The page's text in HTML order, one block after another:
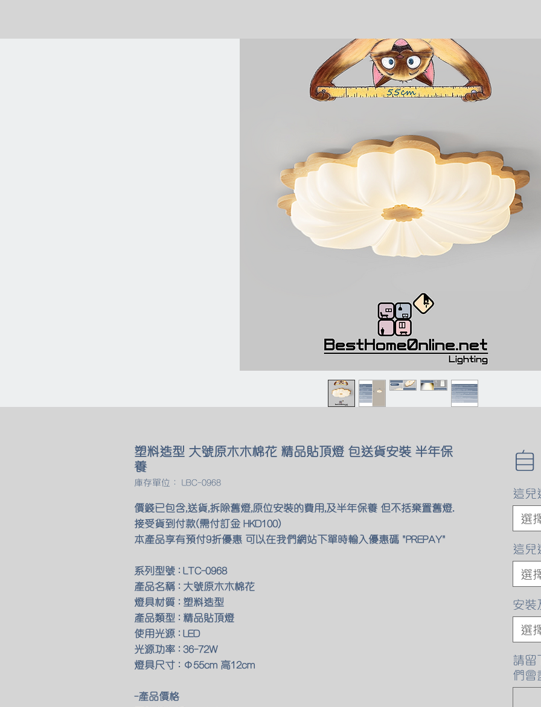
塑料造型 大號原木木棉花 精品貼頂燈 包送貨安裝 半年保
養
庫存單位： LBC-0968
價錢已包含,送貨,拆除舊燈,原位安裝的費用,及半年保養 但不括棄置舊燈.
接受貨到付款(需付訂金 HKD100)
本產品享有預付9折優惠 可以在我們網站下單時輸入優惠碼 "PREPAY"
系列型號 : LTC-0968
產品名稱 : 大號原木木棉花
燈具材質 : 塑料造型
產品類型 : 精品貼頂燈
使用光源 : LED
光源功率 : 36-72W
燈具尺寸 : Φ55cm 高12cm
-產品價格
自
這兒
選
這兒
選
安裝
選
請留
們會